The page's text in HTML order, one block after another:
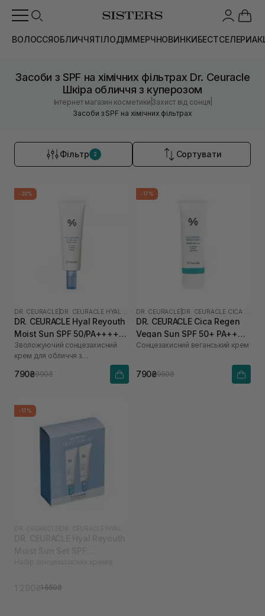
ВОЛОССЯОБЛИЧЧЯТІЛОДІММЕРЧНОВИНКИБЕСТСЕЛЕРИ
Засоби з SPF на хімічних фільтрах Dr. Ceuracle
Шкіра обличчя з куперозом
Інтернет магазин косметики |Захист від сонця
Засоби з SPF на хімічних фільтрах
Фільтр 2 Сортувати
-20%
DR. CEURACLE
DR. CEURACLE Hyal Reyouth
Moist Sun SPF 50/PA++++
50 мл
Зволожуючий сонцезахисний
крем для обличчя з
790₴990₴
-17%
DR. CEURACLE
DR. CEURACLE Cica Regen
Vegan Sun SPF 50+ PA++++
для чутливої шкіри 50 мл
Сонцезахисний веганський крем
790₴950₴
-17%
1 290₴1 550₴